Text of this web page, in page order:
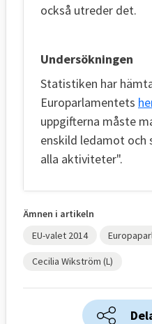
också utreder det.
Undersökningen
Statistiken har
Europarlamentets
uppgifterna måste
enskild ledamot och
alla aktiviteter".
Ämnen i artikeln
EU-valet 2014
Cecilia Wikström (L)